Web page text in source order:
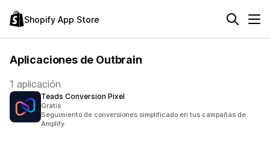
Shopify App Store
Aplicaciones de Outbrain
1 aplicación
Teads Conversion Pixel
Gratis
Seguimiento de conversiones simplificado en tus campañas de
Amplify.